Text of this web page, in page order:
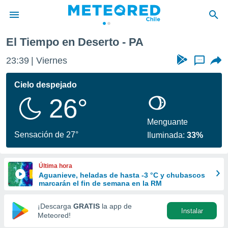
de
por
se
calidad.
a este
las
y
forma
digital
basada
El Tiempo en Deserto - PA
23:39 Viernes ...
Cielo despejado
26°
Sensación de 27°
Menguante
Iluminada:33%
Última hora
Aguanieve, heladas de hasta -3 °C y chubascos
marcarán el fin de semana en la RM
¡Descarga GRATIS la app de
Meteored!
Instalar